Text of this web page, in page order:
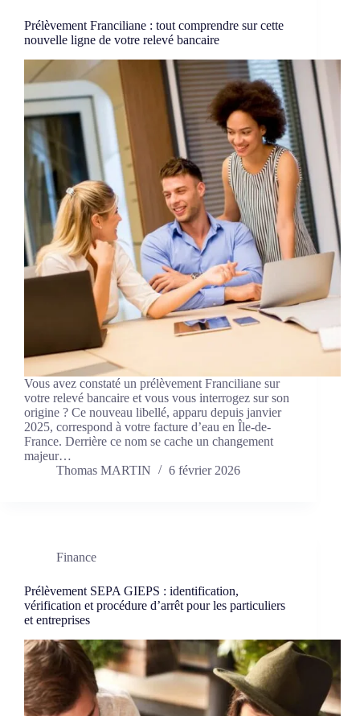
Prélèvement Franciliane : tout comprendre sur cette
nouvelle ligne de votre relevé bancaire
Vous avez constaté un prélèvement Franciliane sur
votre relevé bancaire et vous vous interrogez sur son
origine ? Ce nouveau libellé, apparu depuis janvier
2025, correspond à votre facture d’eau en Île-de-
France. Derrière ce nom se cache un changement
majeur…
Thomas MARTIN
6 février 2026
Finance
Prélèvement SEPA GIEPS : identification,
vérification et procédure d’arrêt pour les particuliers
et entreprises